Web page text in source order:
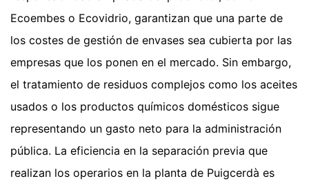
Ecoembes o Ecovidrio, garantizan que una parte de
los costes de gestión de envases sea cubierta por las
empresas que los ponen en el mercado. Sin embargo,
el tratamiento de residuos complejos como los aceites
usados o los productos químicos domésticos sigue
representando un gasto neto para la administración
pública. La eficiencia en la separación previa que
realizan los operarios en la planta de Puigcerdà es